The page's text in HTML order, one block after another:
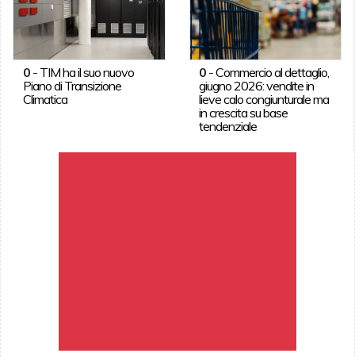
0- TIM ha il suo nuovo
Piano di Transizione
Climatica
0 -Commercio al dettaglio,
giugno 2026: vendite in
lieve calo congiunturale ma
in crescita su base
tendenziale